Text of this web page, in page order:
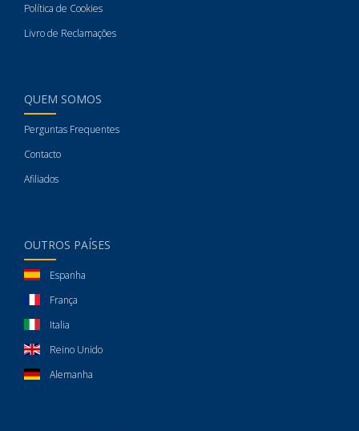
Política de Cookies
Livro de Reclamações
QUEM SOMOS
Perguntas Frequentes
Contacto
Afiliados
OUTROS PAÍSES
Espanha
França
Italia
Reino Unido
Alemanha